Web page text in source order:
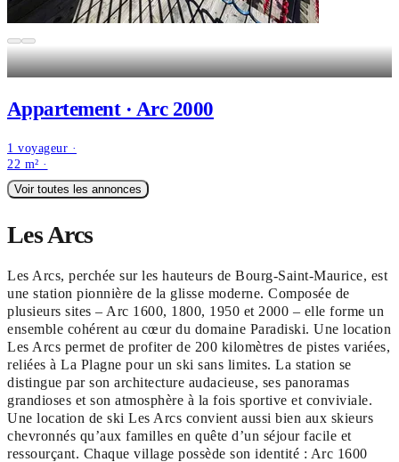
Appartement · Arc 2000
1 voyageur ·
22 m² ·
Voir toutes les annonces
Les Arcs
Les Arcs, perchée sur les hauteurs de Bourg-Saint-Maurice, est
une station pionnière de la glisse moderne. Composée de
plusieurs sites – Arc 1600, 1800, 1950 et 2000 – elle forme un
ensemble cohérent au cœur du domaine Paradiski. Une location
Les Arcs permet de profiter de 200 kilomètres de pistes variées,
reliées à La Plagne pour un ski sans limites. La station se
distingue par son architecture audacieuse, ses panoramas
grandioses et son atmosphère à la fois sportive et conviviale.
Une location de ski Les Arcs convient aussi bien aux skieurs
chevronnés qu’aux familles en quête d’un séjour facile et
ressourçant. Chaque village possède son identité : Arc 1600